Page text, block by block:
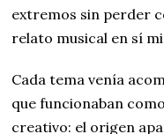
extremos sin perder
relato musical en sí
Cada tema venía
que funcionaban
creativo: el origen